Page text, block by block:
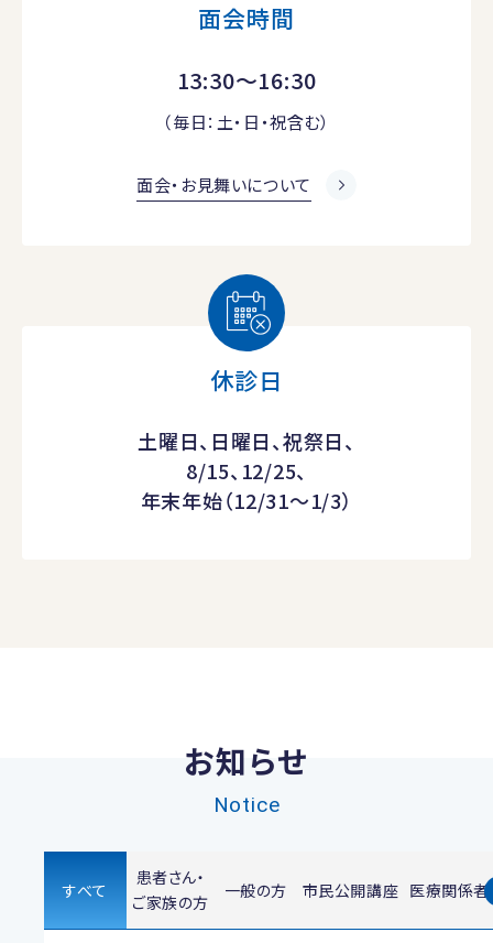
面会時間
13:30～16:30
（毎日：土・日・祝含む）
面会・お見舞いについて
休診日
土曜日、日曜日、祝祭日、
8/15、12/25、
年末年始（12/31～1/3）
お知らせ
Notice
すべて
患者さん・
ご家族の方
一般の方 市民公開講座 医療関係